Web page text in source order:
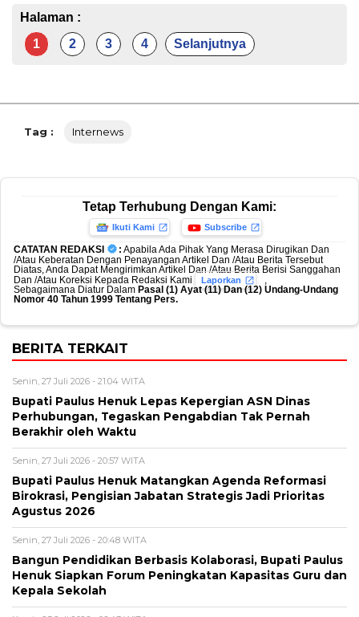
Halaman :
1
2 3 4 Selanjutnya
Tag : Internews
Tetap Terhubung Dengan Kami:
Ikuti Kami Subscribe
CATATAN REDAKSI : Apabila Ada Pihak Yang Merasa Dirugikan Dan
/Atau Keberatan Dengan Penayangan Artikel Dan /Atau Berita Tersebut
Diatas, Anda Dapat Mengirimkan Artikel Dan /Atau Berita Berisi Sanggahan
Dan /Atau Koreksi Kepada Redaksi Kami
Laporkan
Sebagaimana Diatur Dalam Pasal (1) Ayat (11) Dan (12) Undang-Undang
Nomor 40 Tahun 1999 Tentang Pers.
BERITA TERKAIT
Senin, 27 Juli 2026 - 21:04 WITA
Bupati Paulus Henuk Lepas Kepergian ASN Dinas
Perhubungan, Tegaskan Pengabdian Tak Pernah
Berakhir oleh Waktu
Senin, 27 Juli 2026 - 20:57 WITA
Bupati Paulus Henuk Matangkan Agenda Reformasi
Birokrasi, Pengisian Jabatan Strategis Jadi Prioritas
Agustus 2026
Senin, 27 Juli 2026 - 20:48 WITA
Bangun Pendidikan Berbasis Kolaborasi, Bupati Paulus
Henuk Siapkan Forum Peningkatan Kapasitas Guru dan
Kepala Sekolah